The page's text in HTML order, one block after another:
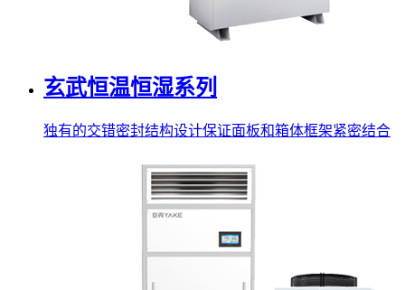
玄武恒温恒湿系列
独有的交错密封结构设计保证面板和箱体框架紧密结合